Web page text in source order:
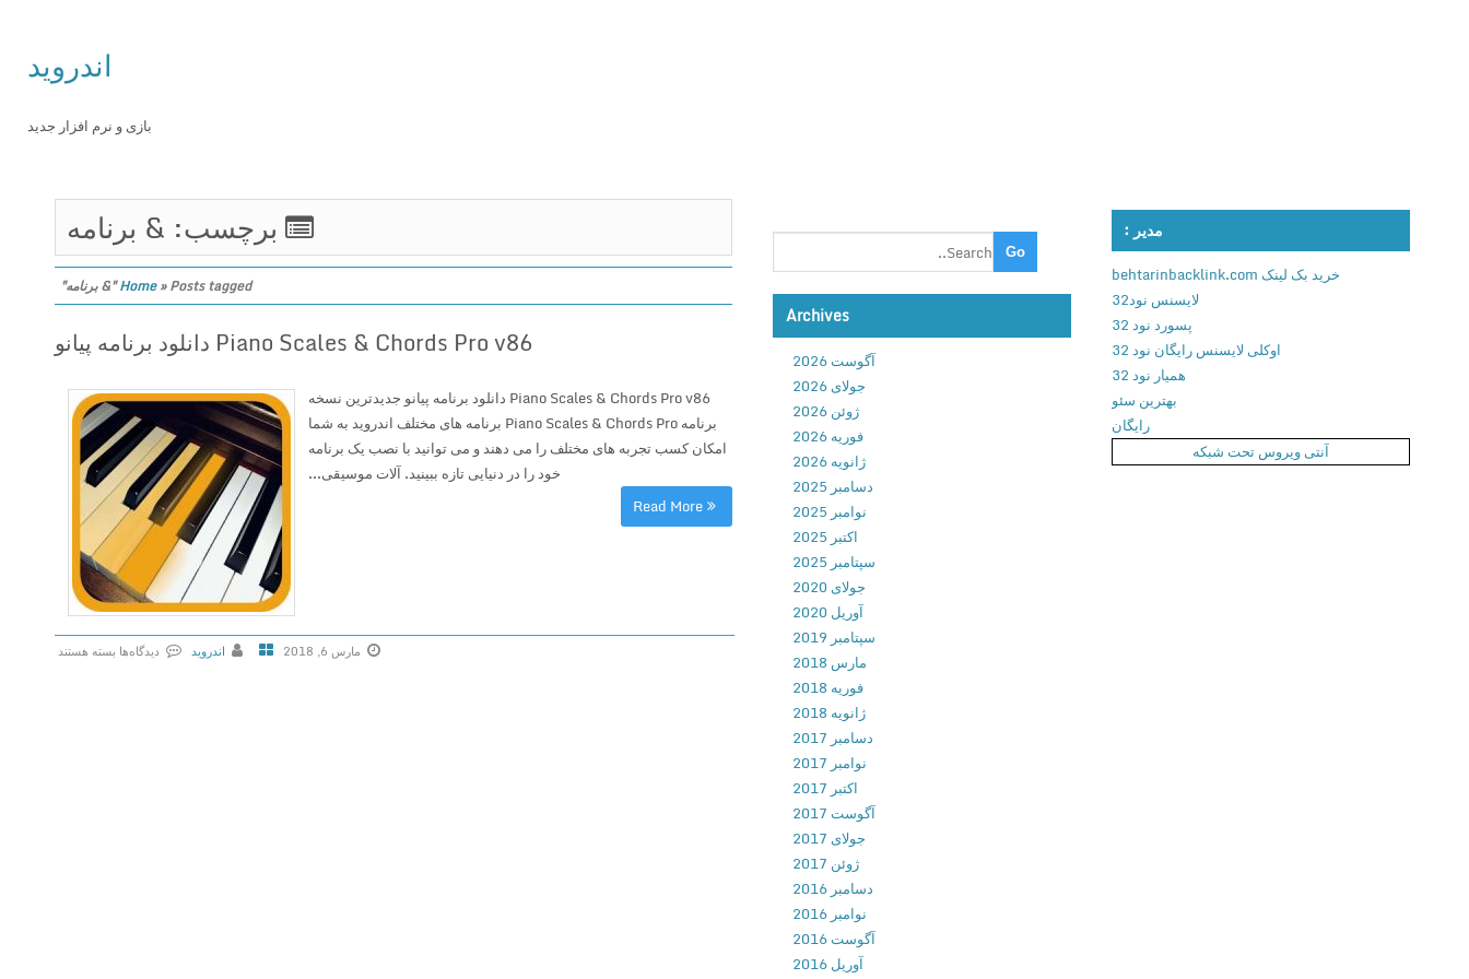
اندروید
بازی و نرم افزار جدید
برچسب: & برنامه
Home»Posts tagged "& برنامه"
Piano Scales & Chords Pro v86 دانلود برنامه پیانو
Piano Scales & Chords Pro v86 دانلود برنامه پیانو جدیدترین نسخه
برنامه Piano Scales & Chords Pro برنامه های مختلف اندروید به شما
امکان کسب تجربه های مختلف را می دهند و می توانید با نصب یک برنامه
خود را در دنیایی تازه ببینید. آلات موسیقی...
Read More
مارس 6, 2018 اندروید
دیدگاه‌ها بسته هستند
Archives
آگوست 2026
جولای 2026
ژوئن 2026
فوریه 2026
ژانویه 2026
دسامبر 2025
نوامبر 2025
اکتبر 2025
سپتامبر 2025
جولای 2020
آوریل 2020
سپتامبر 2019
مارس 2018
فوریه 2018
ژانویه 2018
دسامبر 2017
نوامبر 2017
اکتبر 2017
آگوست 2017
جولای 2017
ژوئن 2017
دسامبر 2016
نوامبر 2016
آگوست 2016
آوریل 2016
مدیر :
خرید بک لینک behtarinbacklink.com
لایسنس نود32
پسورد نود 32
اوکلی لایسنس رایگان نود 32
همیار نود 32
بهترین سئو
رایگان
آنتی ویروس تحت شبکه